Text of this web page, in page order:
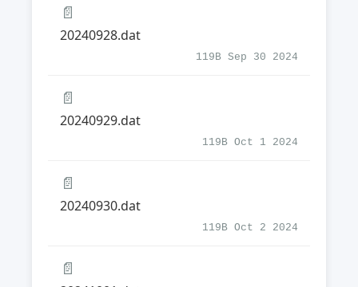
📄
20240928.dat
119B Sep 30 2024
📄
20240929.dat
119B Oct 1 2024
📄
20240930.dat
119B Oct 2 2024
📄